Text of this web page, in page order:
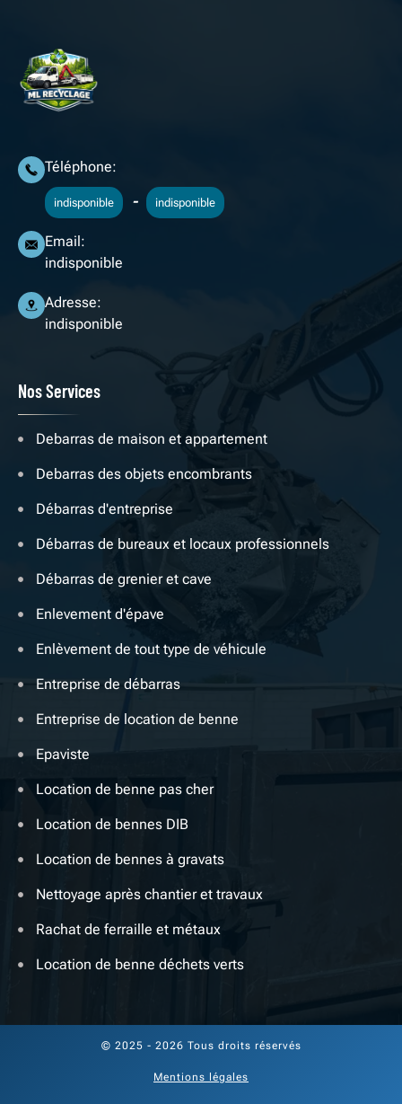
Téléphone:
indisponible - indisponible
Email:
indisponible
Adresse:
indisponible
Nos Services
Debarras de maison et appartement
Debarras des objets encombrants
Débarras d'entreprise
Débarras de bureaux et locaux professionnels
Débarras de grenier et cave
Enlevement d'épave
Enlèvement de tout type de véhicule
Entreprise de débarras
Entreprise de location de benne
Epaviste
Location de benne pas cher
Location de bennes DIB
Location de bennes à gravats
Nettoyage après chantier et travaux
Rachat de ferraille et métaux
Location de benne déchets verts
© 2025 - 2026 Tous droits réservés
Mentions légales